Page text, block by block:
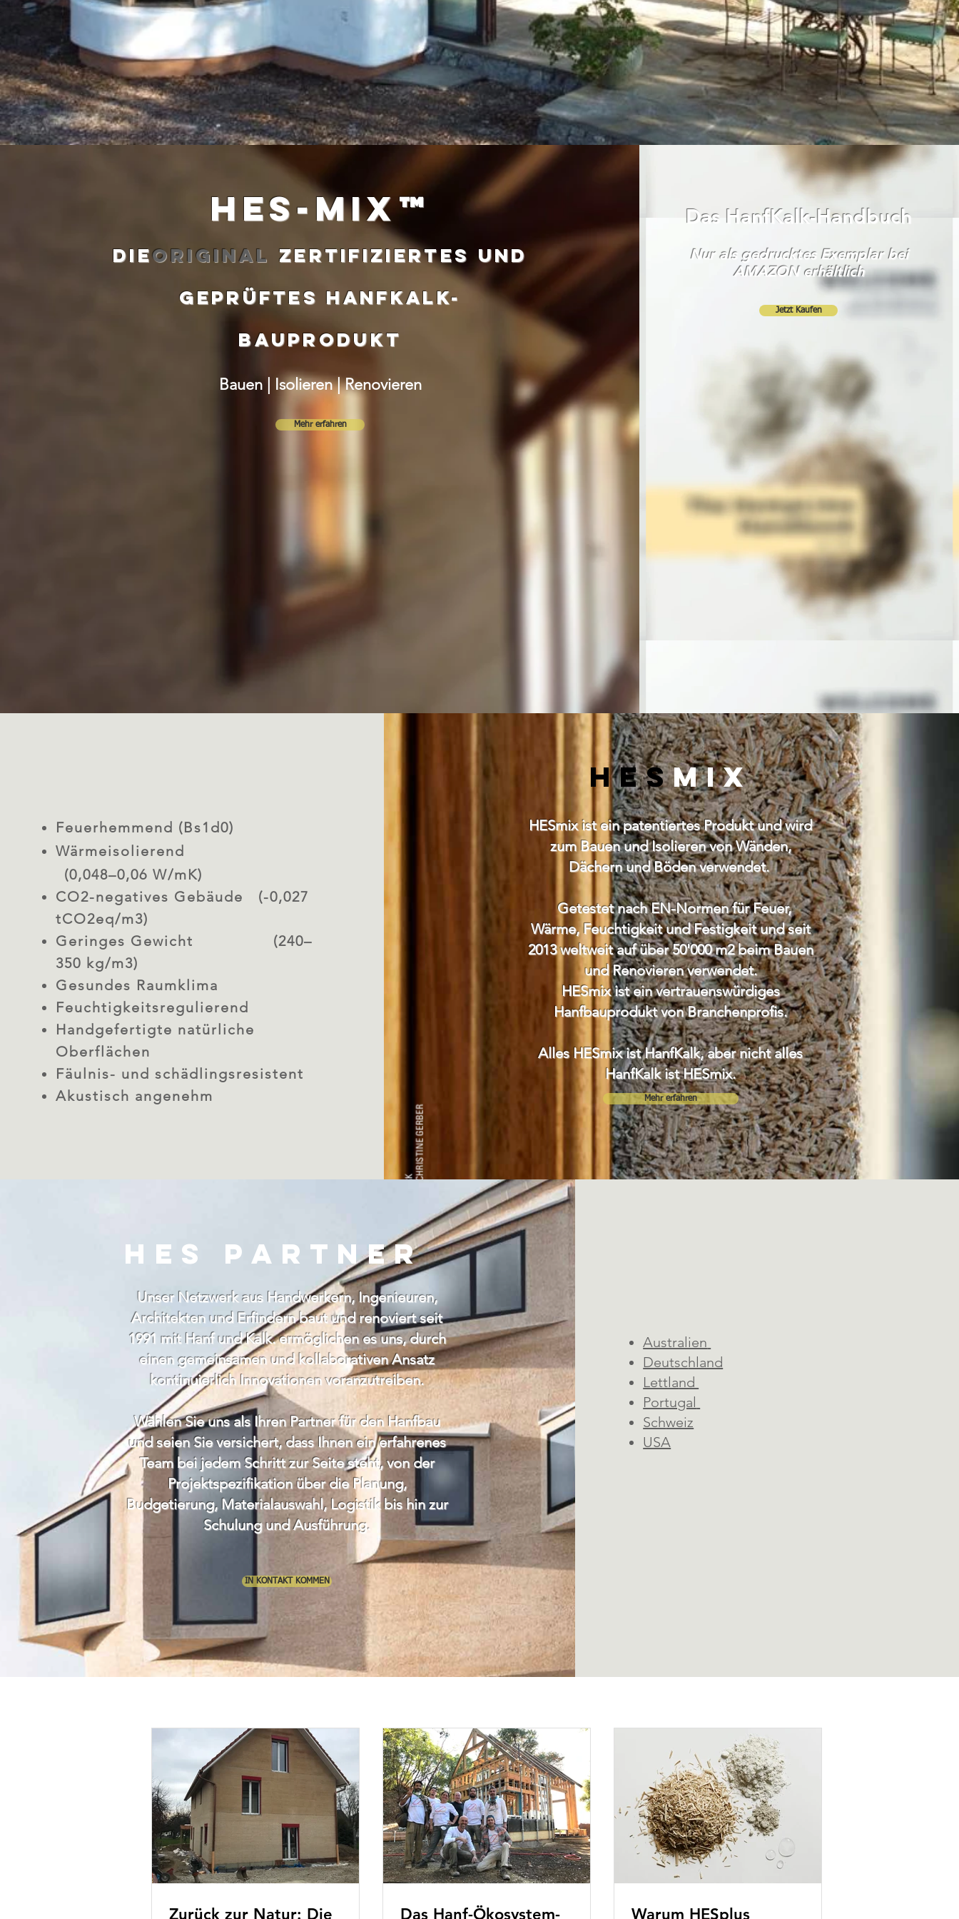
hes-mix™
DieOriginal Zertifiziertes und
geprüftes Hanfkalk-
Bauprodukt
Bauen | Isolieren | Renovieren
Mehr erfahren
Das HanfKalk-Handbuch
Nur als gedrucktes Exemplar bei
AMAZON erhältlich
Jetzt Kaufen
Feuerhemmend (Bs1d0)
Wärmeisolierend
(0,048–0,06 W/mK)
CO2-negatives Gebäude
(-0,027
tCO2eq/m3)
Geringes Gewicht
(240–
350 kg/m3)
Gesundes Raumklima
Feuchtigkeitsregulierend
Handgefertigte natürliche
Oberflächen
Fäulnis- und schädlingsresistent
Akustisch angenehm
HESmix
HESmix ist ein patentiertes Produkt und wird
zum Bauen und Isolieren von Wänden,
Dächern und Böden verwendet.
Getestet nach EN-Normen für Feuer,
Wärme, Feuchtigkeit und Festigkeit und seit
2013 weltweit auf über 50'000 m2 beim Bauen
und Renovieren verwendet.
HESmix ist ein vertrauenswürdiges
Hanfbauprodukt von Branchenprofis.
Alles HESmix ist HanfKalk, aber nicht alles
HanfKalk ist HESmix.
Mehr erfahren
HES Partner
Unser Netzwerk aus Handwerkern, Ingenieuren,
Architekten und Erfindern baut und renoviert seit
1991 mit Hanf und Kalk. ermöglichen es uns, durch
einen gemeinsamen und kollaborativen Ansatz
kontinuierlich Innovationen voranzutreiben.
Wählen Sie uns als Ihren Partner für den Hanfbau
und seien Sie versichert, dass Ihnen ein erfahrenes
Team bei jedem Schritt zur Seite steht, von der
Projektspezifikation über die Planung,
Budgetierung, Materialauswahl, Logistik bis hin zur
Schulung und Ausführung.
IN KONTAKT KOMMEN
Australien
Deutschland
Lettland
Portugal
Schweiz
USA
Zurück zur Natur: Die Das Hanf-Ökosystem- Warum HESplus